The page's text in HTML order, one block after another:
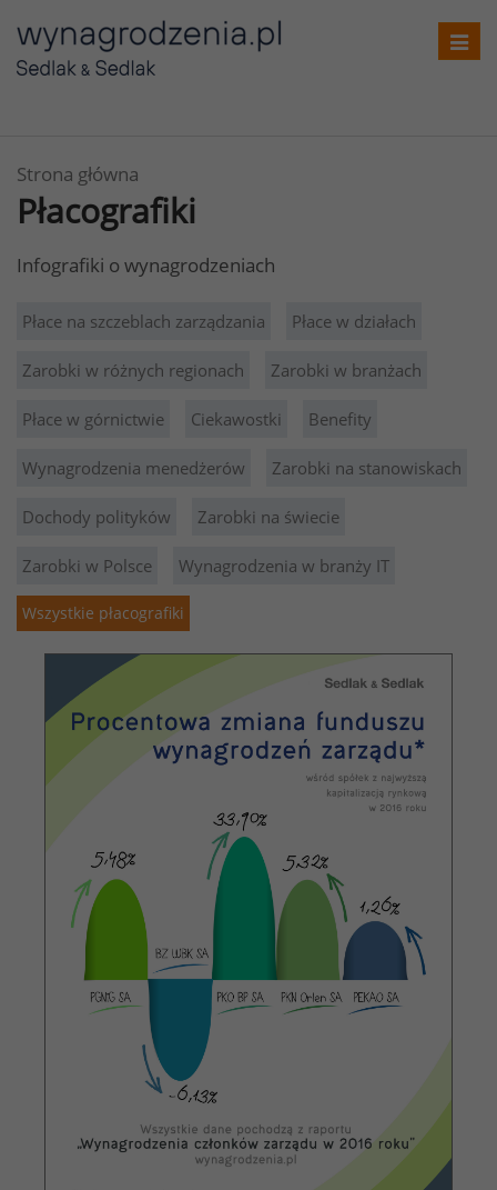
Strona główna
Płacografiki
Infografiki o wynagrodzeniach
Płace na szczeblach zarządzania Płace w działach
Zarobki w różnych regionach Zarobki w branżach
Płace w górnictwie Ciekawostki Benefity
Wynagrodzenia menedżerów Zarobki na stanowiskach
Dochody polityków Zarobki na świecie
Zarobki w Polsce Wynagrodzenia w branży IT
Wszystkie płacografiki